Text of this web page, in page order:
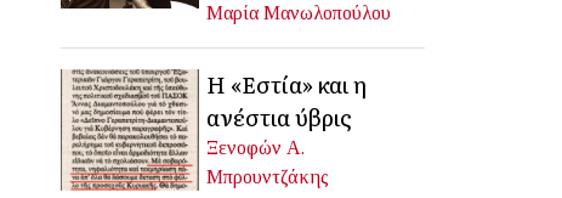
Μαρία Μανωλοπούλου
Η «Εστία» και η
ανέστια ύβρις
Ξενοφών Α.
Μπρουντζάκης